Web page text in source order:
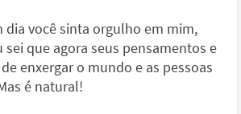
dia você sinta orgulho em mim,
sei que agora seus pensamentos e
enxergar o mundo e as pessoas
é natural!